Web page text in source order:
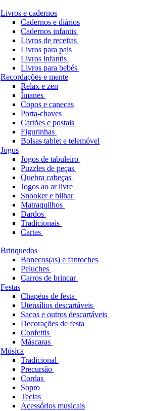
Livros e cadernos
Cadernos e diários
Cadernos infantis
Livros de receitas
Livros para pais
Livros infantis
Livros para bebés
Recordações e mente
Relax e zen
Ímanes
Copos e canecas
Porta-chaves
Cartões e postais
Figurinhas
Bolsas tablet e telemóvel
Jogos
Jogos de tabuleiro
Puzzles de peças
Quebra cabeças
Jogos ao ar livre
Snooker e bilhar
Matraquilhos
Dardos
Tradicionais
Cartas
Brinquedos
Bonecos(as) e fantoches
Peluches
Carros de brincar
Festas
Chapéus de festa
Utensílios descartáveis
Sacos e outros descartáveis
Decorações de festa
Confettis
Máscaras
Música
Tradicional
Precursão
Cordas
Sopro
Teclas
Acessórios musicais